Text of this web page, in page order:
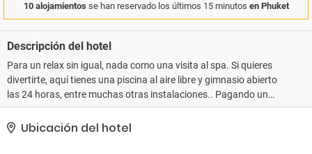
10 alojamientos se han reservado los últimos 15 minutos en Phuket
Descripción del hotel
Para un relax sin igual, nada como una visita al spa. Si quieres
divertirte, aquí tienes una piscina al aire libre y gimnasio abierto
las 24 horas, entre muchas otras instalaciones.. Pagando un
pequeño suplemento podrás aprovechar prestaciones como
servicio de transporte al aeropuerto (ida y vuelta) disponible 24
Ubicación del hotel